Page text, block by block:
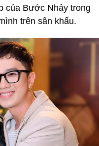
của Bước Nhảy trong
trên sân khấu.